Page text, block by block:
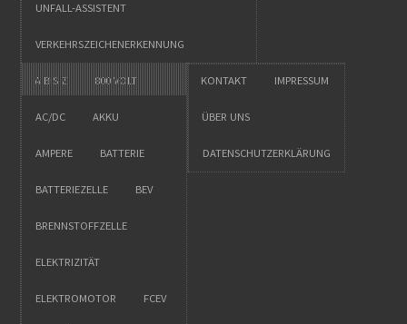
UNFALL-ASSISTENT
VERKEHRSZEICHENERKENNUNG
A BIS Z 800 VOLT
AC/DC AKKU
AMPERE BATTERIE
BATTERIEZELLE BEV
BRENNSTOFFZELLE
ELEKTRIZITÄT
ELEKTROMOTOR FCEV
KONTAKT IMPRESSUM
ÜBER UNS
DATENSCHUTZERKLÄRUNG